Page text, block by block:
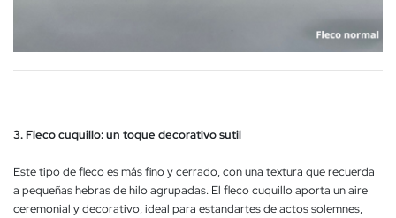
3. Fleco cuquillo: un toque decorativo sutil
Este tipo de fleco es más fino y cerrado, con una textura que recuerda
a pequeñas hebras de hilo agrupadas. El fleco cuquillo aporta un aire
ceremonial y decorativo, ideal para estandartes de actos solemnes,